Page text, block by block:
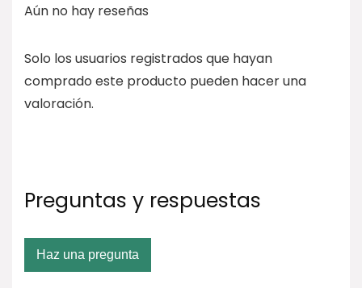
Aún no hay reseñas
Solo los usuarios registrados que hayan
comprado este producto pueden hacer una
valoración.
Preguntas y respuestas
Haz una pregunta